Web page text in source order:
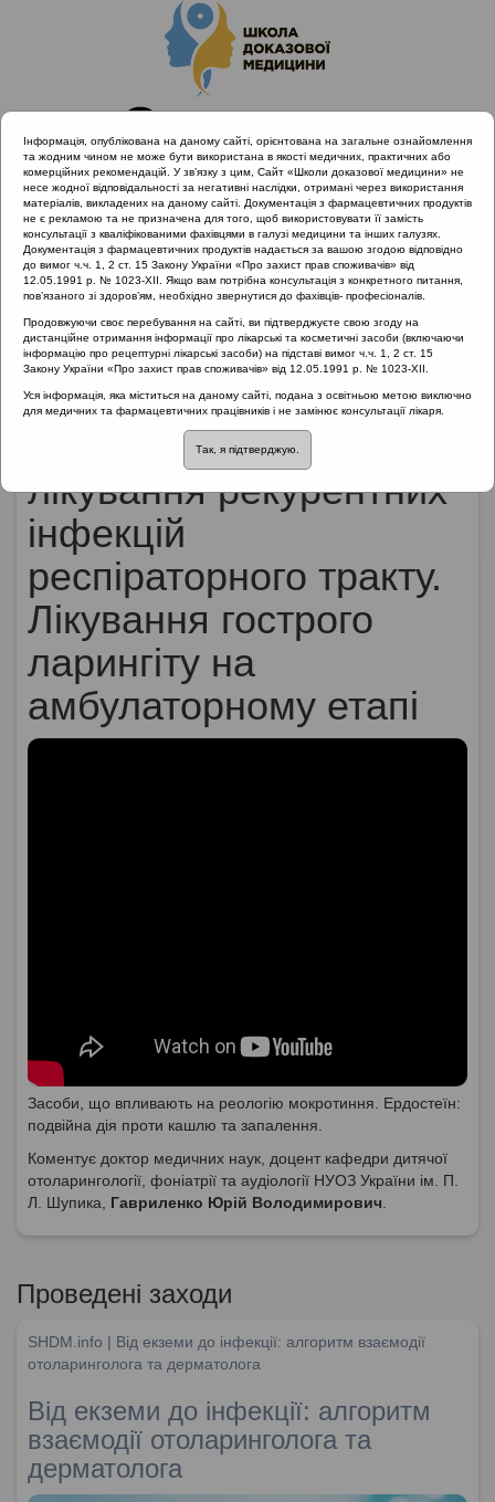
Головна Партнери проекту
Ділео Фарма
Сучасні можливості профілактики та лікування рекурентних
інфекцій респіраторного тракту. Лікування гострого ларингіту
на амбулаторному етапі
Сучасні можливості
профілактики та
лікування рекурентних
інфекцій
респіраторного тракту.
Лікування гострого
ларингіту на
амбулаторному етапі
Засоби, що впливають на реологію мокротиння. Ердостеїн:
подвійна дія проти кашлю та запалення.
Коментує доктор медичних наук, доцент кафедри дитячої
отоларингології, фоніатрії та аудіології НУОЗ України ім. П.
Л. Шупика, Гавриленко Юрій Володимирович
Проведені заходи
SHDM.info | Від екземи до інфекції: алгоритм взаємодії
отоларинголога та дерматолога
Від екземи до інфекції: алгоритм
взаємодії отоларинголога та
дерматолога
Інформація, опублікована на даному сайті, орієнтована на загальне ознайомлення
та жодним чином не може бути використана в якості медичних, практичних або
комерційних рекомендацій. У зв’язку з цим, Сайт «Школи доказової медицини» не
несе жодної відповідальності за негативні наслідки, отримані через використання
матеріалів, викладених на даному сайті. Документація з фармацевтичних продуктів
не є рекламою та не призначена для того, щоб використовувати її замість
консультації з кваліфікованими фахівцями в галузі медицини та інших галузях.
Документація з фармацевтичних продуктів надається за вашою згодою відповідно
до вимог ч.ч. 1, 2 ст. 15 Закону України «Про захист прав споживачів» від
12.05.1991 р. № 1023-XII. Якщо вам потрібна консультація з конкретного питання,
пов’язаного зі здоров’ям, необхідно звернутися до фахівців- професіоналів.
Продовжуючи своє перебування на сайті, ви підтверджуєте свою згоду на
дистанційне отримання інформації про лікарські та косметичні засоби (включаючи
інформацію про рецептурні лікарські засоби) на підставі вимог ч.ч. 1, 2 ст. 15
Закону України «Про захист прав споживачів» від 12.05.1991 р. № 1023-XII.
Уся інформація, яка міститься на даному сайті, подана з освітньою метою виключно
для медичних та фармацевтичних працівників і не замінює консультації лікаря.
Так, я підтверджую.